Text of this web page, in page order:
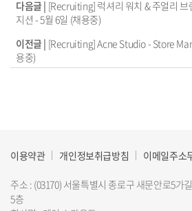
다음글 | [Recruiting] 럭셔리 워치 & 주얼리
지션 - 5월 6일 (채용중)
이전글 | [Recruiting] Acne Studio - Store
용중)
이용약관 개인정보취급방침 이메일주소
주소 : (03170) 서울특별시 종로구 새문안로5가
5층